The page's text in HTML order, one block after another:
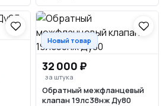
Новый товар
32 000 ₽
за штука
Обратный межфланцевый
клапан 19лс38нж Ду80